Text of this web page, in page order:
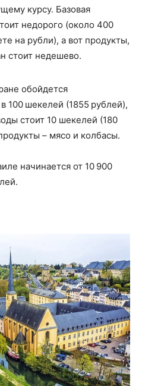
курсу. Базовая
недорого (около 400
на рубли), а вот продукты,
стоит недешево.
обойдется
100 шекелей (1855 рублей),
стоит 10 шекелей (180
– мясо и колбасы.
начинается от 10 900